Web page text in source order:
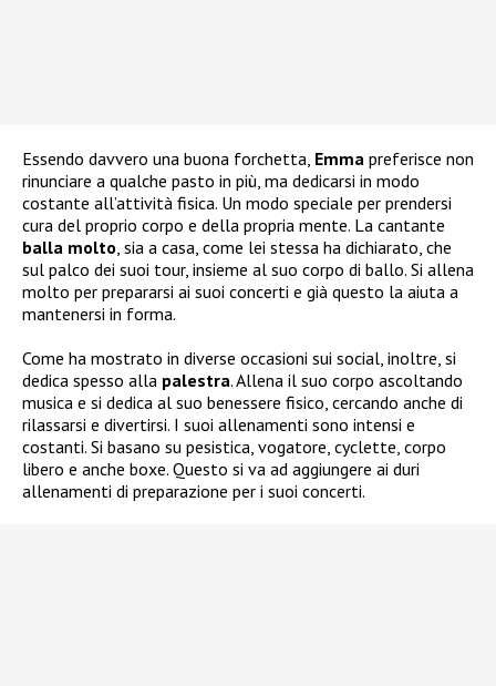
Essendo davvero una buona forchetta, Emma preferisce non
rinunciare a qualche pasto in più, ma dedicarsi in modo
costante all’attività fisica. Un modo speciale per prendersi
cura del proprio corpo e della propria mente. La cantante
balla molto , sia a casa, come lei stessa ha dichiarato, che
sul palco dei suoi tour, insieme al suo corpo di ballo. Si allena
molto per prepararsi ai suoi concerti e già questo la aiuta a
mantenersi in forma.
Come ha mostrato in diverse occasioni sui social, inoltre, si
dedica spesso alla palestra. Allena il suo corpo ascoltando
musica e si dedica al suo benessere fisico, cercando anche di
rilassarsi e divertirsi. I suoi allenamenti sono intensi e
costanti. Si basano su pesistica, vogatore, cyclette, corpo
libero e anche boxe. Questo si va ad aggiungere ai duri
allenamenti di preparazione per i suoi concerti.